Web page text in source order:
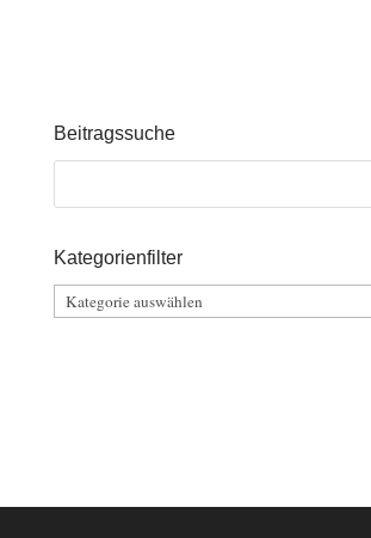
Beitragssuche
Kategorienfilter
Kategorienfilter